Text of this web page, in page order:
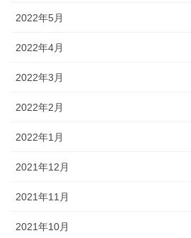
2022年5月
2022年4月
2022年3月
2022年2月
2022年1月
2021年12月
2021年11月
2021年10月